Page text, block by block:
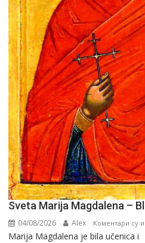
Sveta Marija Magdalena –
04/08/2026 Alex Коментари су
Marija Magdalena je bila učenica i